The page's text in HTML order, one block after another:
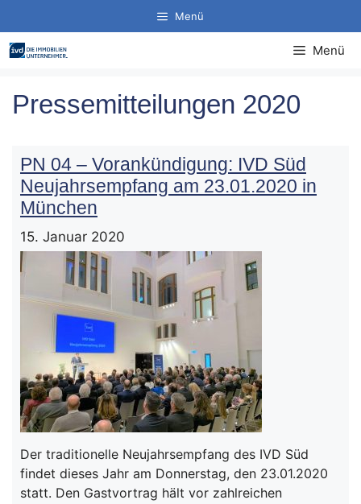
Inhalt
springen
Menü
Menü
Pressemitteilungen 2020
PN 04 – Vorankündigung: IVD Süd
Neujahrsempfang am 23.01.2020 in
München
15. Januar 2020
Der traditionelle Neujahrsempfang des IVD Süd
findet dieses Jahr am Donnerstag, den 23.01.2020
statt. Den Gastvortrag hält vor zahlreichen